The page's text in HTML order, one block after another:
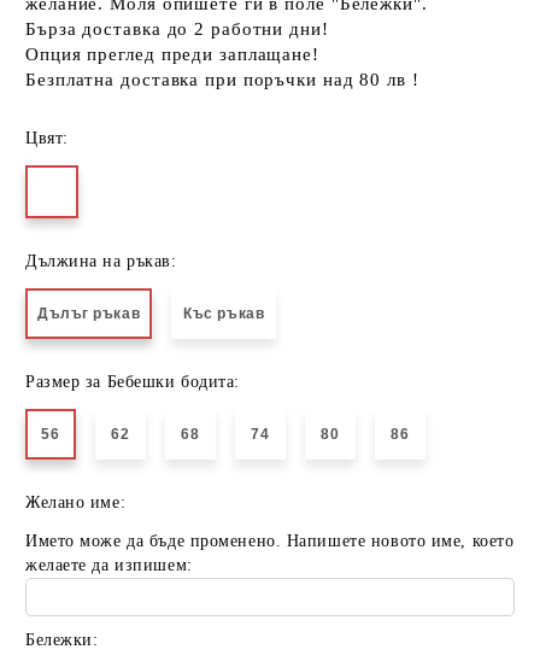
Бърза доставка до 2 работни дни!
Опция преглед преди заплащане!
Безплатна доставка при поръчки над 80 лв !
Цвят:
Дължина на ръкав:
Дълъг ръкав Къс ръкав
Размер за Бебешки бодита:
56 62 68 74 80 86
Желано име:
Името може да бъде променено. Напишете новото име, което
желаете да изпишем:
Бележки: